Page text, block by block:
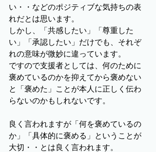
い・・などのポジティブな気持ちの表
れだとは思います。
しかし、「共感したい」「尊重した
い」「承認したい」だけでも、それぞ
れの意味が微妙に違っています。
ですので支援者としては、何のために
褒めているのかを抑えてから褒めない
と「褒めた」ことが本人に正しく伝わ
らないのかもしれないです。
良く言われますが「何を褒めているの
か」「具体的に褒める」ということが
大切・・とは良く言われます。